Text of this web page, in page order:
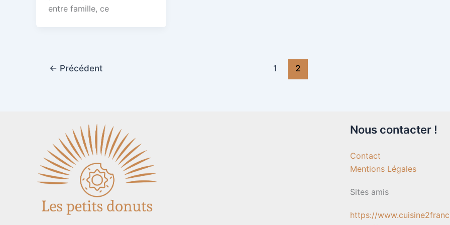
entre famille, ce
← Précédent 1 2
Nous contacter !
Contact
Mentions Légales
Sites amis
https://